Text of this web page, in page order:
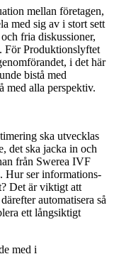
mellan företagen,
med sig av i stort sett
fria diskussioner,
För Produktionslyftet
i det här
bistå med
med alla perspektiv.
ska utvecklas
det ska jacka in och
från Swerea IVF
Hur ser informations-
Det är viktigt att
automatisera så
ett långsiktigt
med i